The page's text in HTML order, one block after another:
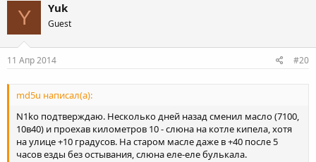
Y Yuk
Guest
11 Апр 2014 #20
md5u написал(а):
N1ko подтверждаю. Несколько дней назад сменил масло (7100,
10в40) и проехав километров 10 - слюна на котле кипела, хотя
на улице +10 градусов. На старом масле даже в +40 после 5
часов езды без остывания, слюна еле-еле булькала.